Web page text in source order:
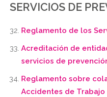
SERVICIOS DE
Reglamento de los
Acreditación de
servicios de
Reglamento sobre
Accidentes de Trabajo